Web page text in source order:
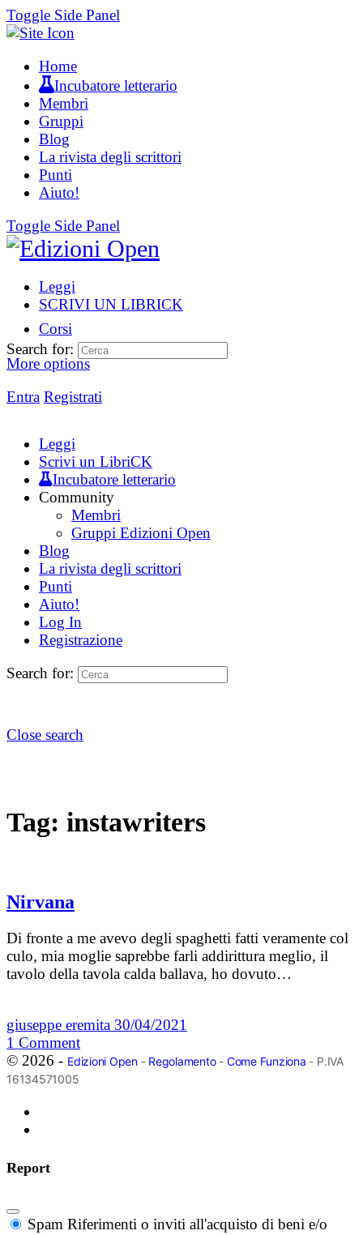
Toggle Side Panel
Home
Incubatore letterario
Membri
Gruppi
Blog
La rivista degli scrittori
Punti
Aiuto!
Toggle Side Panel
Leggi
SCRIVI UN LIBRICK
Corsi
More options
Entra Registrati
Search for:
Leggi
Scrivi un LibriCK
Incubatore letterario
Community
Membri
Gruppi Edizioni Open
Blog
La rivista degli scrittori
Punti
Aiuto!
Log In
Registrazione
Search for:
Close search
Tag: instawriters
Nirvana
Di fronte a me avevo degli spaghetti fatti veramente col
culo, mia moglie saprebbe farli addirittura meglio, il
tavolo della tavola calda ballava, ho dovuto…
giuseppe eremita 30/04/2021
1 Comment
© 2026 - Edizioni Open- Regolamento- Come Funziona - P.IVA
16134571005
Report
Spam Riferimenti o inviti all'acquisto di beni e/o